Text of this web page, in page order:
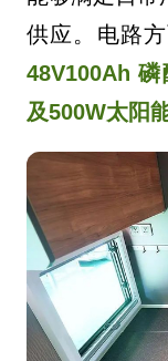
供应。电路
48V100Ah
及500W太阳